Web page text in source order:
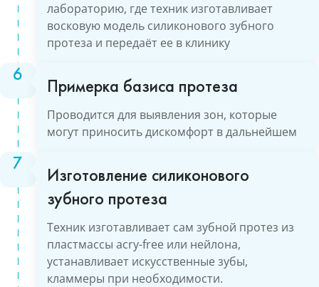
лабораторию, где техник изготавливает
восковую модель силиконового зубного
протеза и передаёт ее в клинику
Примерка базиса протеза
Проводится для выявления зон, которые
могут приносить дискомфорт в дальнейшем
Изготовление силиконового
зубного протеза
Техник изготавливает сам зубной протез из
пластмассы acry-free или нейлона,
устанавливает искусственные зубы,
кламмеры при необходимости.